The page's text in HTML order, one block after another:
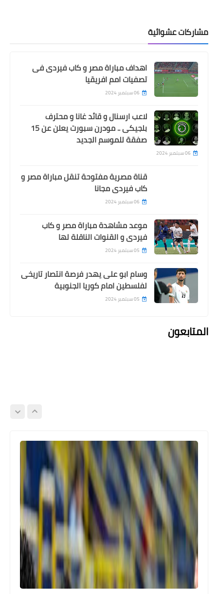
مشاركات عشوائية
اهداف مباراة مصر و كاب فيردى فى
تصفيات امم افريقيا
06 سبتمبر 2024
لاعب ارسنال و قائد غانا و محترف
بلجيكى .. مودرن سبورت يعلن عن 15
صفقة للموسم الجديد
06 سبتمبر 2024
قناة مصرية مفتوحة تنقل مباراة مصر و
كاب فيردى مجانا
06 سبتمبر 2024
موعد مشاهدة مباراة مصر و كاب
فيردى و القنوات الناقلة لها
05 سبتمبر 2024
وسام ابو على يهدر فرصة انتصار تاريخى
لفلسطين امام كوريا الجنوبية
05 سبتمبر 2024
المتابعون
اخبار خفيفة
تركي ال الشيخ يحدد القنوات الناقلة
لمباراة الاهلي والزمالك (السعودية لن